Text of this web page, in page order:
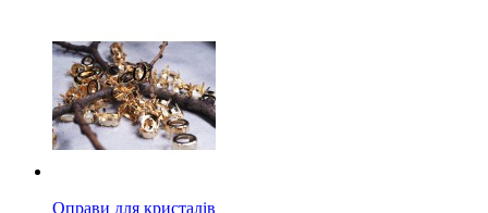
Оправи для кристалів